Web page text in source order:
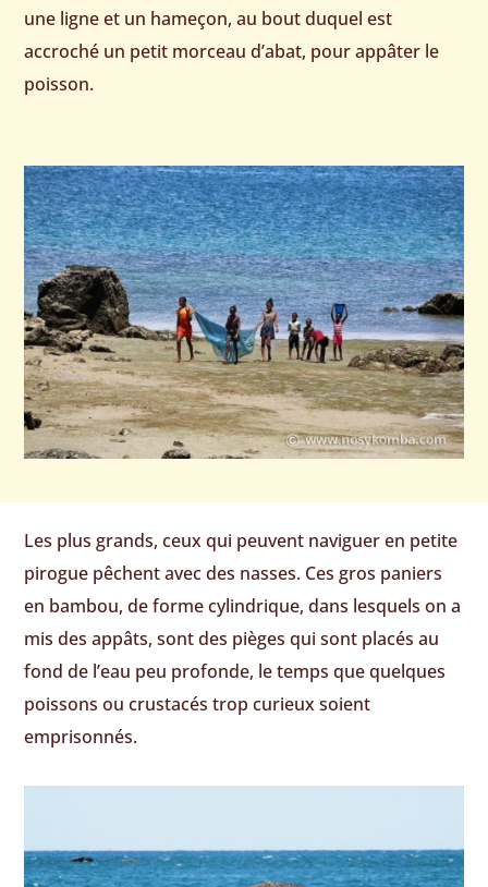
une ligne et un hameçon, au bout duquel est
accroché un petit morceau d’abat, pour appâter le
poisson.
Les plus grands, ceux qui peuvent naviguer en petite
pirogue pêchent avec des nasses. Ces gros paniers
en bambou, de forme cylindrique, dans lesquels on a
mis des appâts, sont des pièges qui sont placés au
fond de l’eau peu profonde, le temps que quelques
poissons ou crustacés trop curieux soient
emprisonnés.